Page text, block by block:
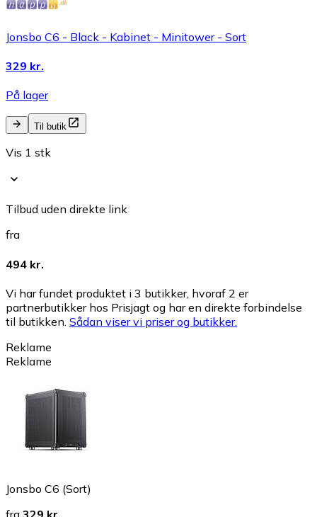
Jonsbo C6 - Black - Kabinet - Minitower - Sort
329 kr.
På lager
Til butik
Vis 1 stk
Tilbud uden direkte link
fra
494 kr.
Vi har fundet produktet i 3 butikker, hvoraf 2 er
partnerbutikker hos Prisjagt og har en direkte forbindelse
til butikken. Sådan viser vi priser og butikker.
Reklame
Reklame
Jonsbo C6 (Sort)
fra 329 kr.